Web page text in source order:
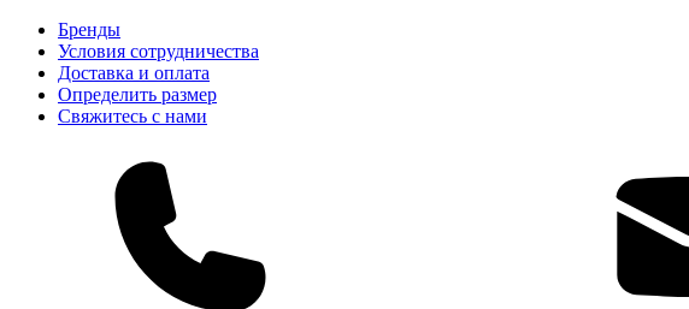
Бренды
Условия сотрудничества
Доставка и оплата
Определить размер
Свяжитесь с нами